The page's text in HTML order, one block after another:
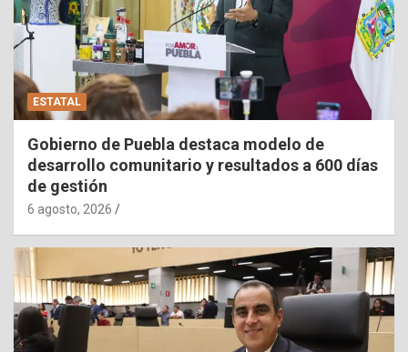
ESTATAL
Gobierno de Puebla destaca modelo de
desarrollo comunitario y resultados a 600 días
de gestión
6 agosto, 2026